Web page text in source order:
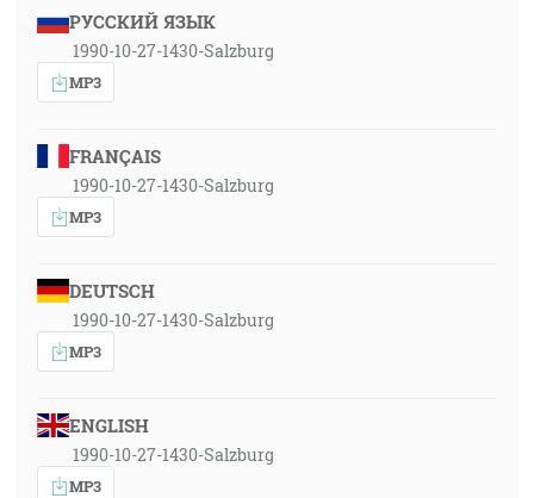
РУССКИЙ ЯЗЫК
1990-10-27-1430-Salzburg
MP3
FRANÇAIS
1990-10-27-1430-Salzburg
MP3
DEUTSCH
1990-10-27-1430-Salzburg
MP3
ENGLISH
1990-10-27-1430-Salzburg
MP3